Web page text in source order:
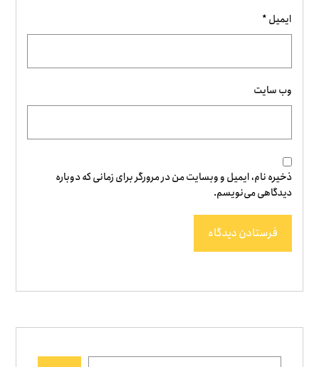
ایمیل*
وب‌ سایت
ذخیره نام، ایمیل و وبسایت من در مرورگر برای زمانی که دوباره
دیدگاهی می‌نویسم.
فرستادن دیدگاه